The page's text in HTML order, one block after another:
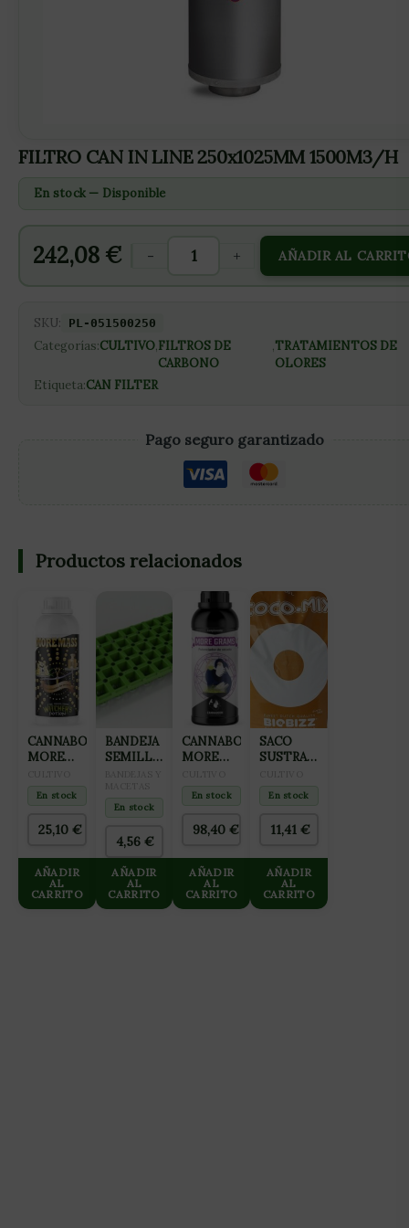
FILTRO CAN IN LINE 250x1025MM 1500M3/H
En stock — Disponible
242,08 € - + AÑADIR AL
SKU: PL-051500250
Categorías:CULTIVO,FILTROS DE
CARBONO
,TRATAMIENTOS DE
OLORES
Etiqueta:CAN FILTER
Pago seguro garantizado
Productos relacionados
CANNABOOM
MORE
En stock
25,10 €
AÑADIR
AL
CARRITO
BANDEJA
SEMILLERO
GERMINACIÓN
24En stock
4,56 €
AÑADIR
AL
CARRITO
CANNABOOM
MORE
1150ML
En stock
98,40€
AÑADIR
AL
CARRITO
SACO
SUSTRATO
MIX 50L
BIOBIZZ
En stock
11,41€
AÑADIR
AL
CARRITO